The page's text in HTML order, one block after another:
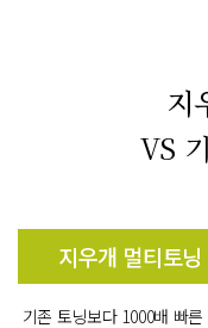
지
VS
지우개 멀티토닝
기존 토닝보다 1000배 빠